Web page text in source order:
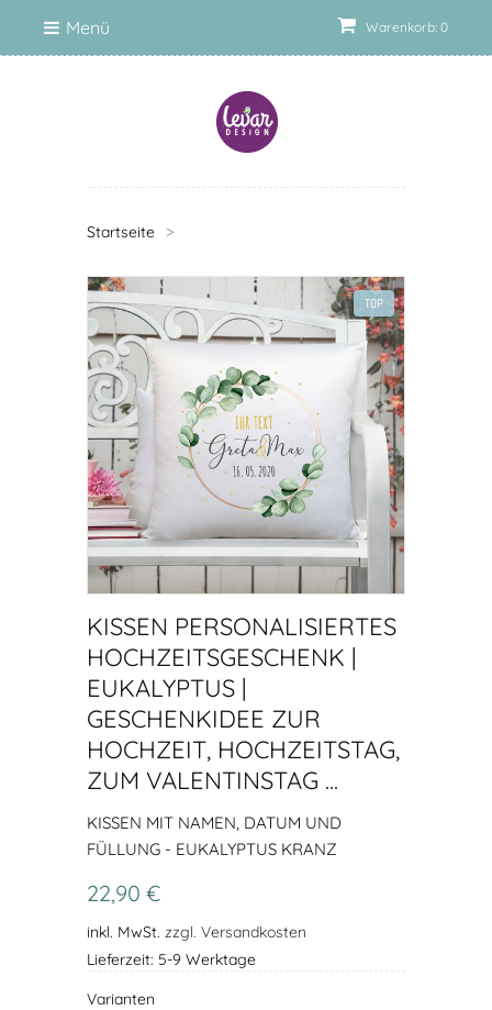
Warenkorb: 0
Menü
Startseite >
TOP
KISSEN PERSONALISIERTES
HOCHZEITSGESCHENK |
EUKALYPTUS |
GESCHENKIDEE ZUR
HOCHZEIT, HOCHZEITSTAG,
ZUM VALENTINSTAG ...
KISSEN MIT NAMEN, DATUM UND
FÜLLUNG - EUKALYPTUS KRANZ
22,90 €
inkl. MwSt. zzgl. Versandkosten
Lieferzeit: 5-9 Werktage
Varianten